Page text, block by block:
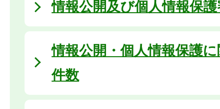
情報公開及び個人情報保
情報公開・個人情報保護
件数